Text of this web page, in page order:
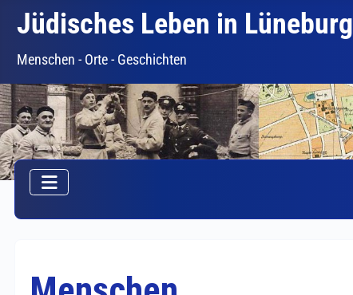
Jüdisches Leben in Lüneburg
Menschen - Orte - Geschichten